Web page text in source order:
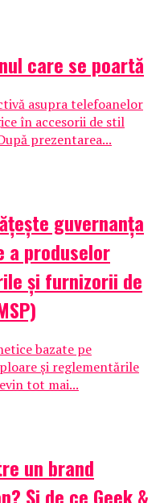
care se poartă
asupra telefoanelor
în accesorii de stil
prezentarea...
guvernanța
produselor
și furnizorii de
bazate pe
și reglementările
tot mai...
un brand
Și de ce Geek &